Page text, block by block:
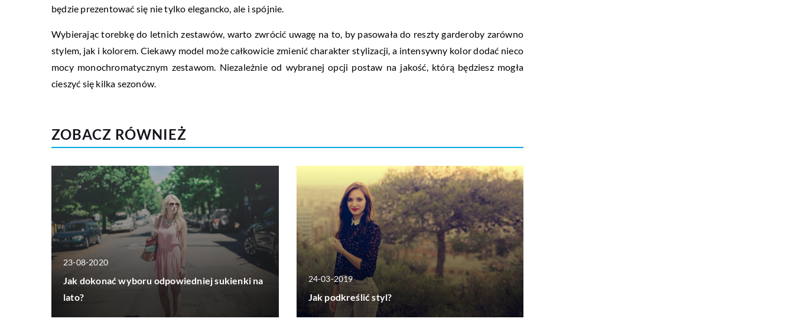
będzie prezentować się nie tylko elegancko, ale i spójnie.
Wybierając torebkę do letnich zestawów, warto zwrócić uwagę na to, by pasowała do reszty garderoby zarówno
stylem, jak i kolorem. Ciekawy model może całkowicie zmienić charakter stylizacji, a intensywny kolor dodać nieco
mocy monochromatycznym zestawom. Niezależnie od wybranej opcji postaw na jakość, którą będziesz mogła
cieszyć się kilka sezonów.
ZOBACZ RÓWNIEŻ
23-08-2020
Jak dokonać wyboru odpowiedniej sukienki na
lato?
24-03-2019
Jak podkreślić styl?